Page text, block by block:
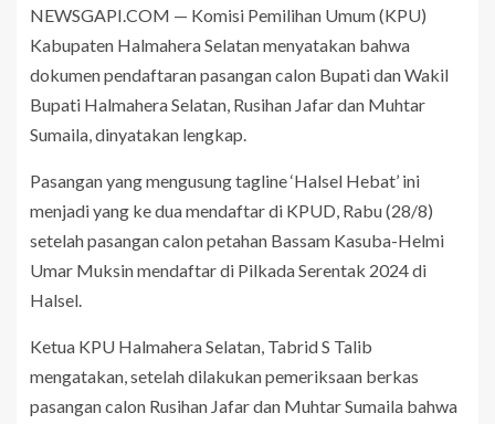
NEWSGAPI.COM — Komisi Pemilihan Umum (KPU)
Kabupaten Halmahera Selatan menyatakan bahwa
dokumen pendaftaran pasangan calon Bupati dan Wakil
Bupati Halmahera Selatan, Rusihan Jafar dan Muhtar
Sumaila, dinyatakan lengkap.
Pasangan yang mengusung tagline ‘Halsel Hebat’ ini
menjadi yang ke dua mendaftar di KPUD, Rabu (28/8)
setelah pasangan calon petahan Bassam Kasuba-Helmi
Umar Muksin mendaftar di Pilkada Serentak 2024 di
Halsel.
Ketua KPU Halmahera Selatan, Tabrid S Talib
mengatakan, setelah dilakukan pemeriksaan berkas
pasangan calon Rusihan Jafar dan Muhtar Sumaila bahwa